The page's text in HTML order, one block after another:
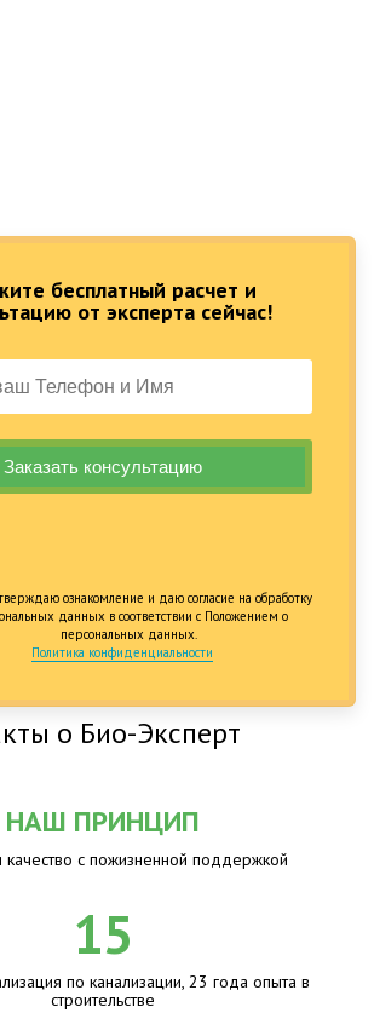
бесплатный расчет и
от эксперта сейчас!
ознакомление и даю согласие на обработку
данных в соответствии с Положением о
персональных данных.
Политика конфиденциальности
о Био-Эксперт
НАШ ПРИНЦИП
качество с пожизненной поддержкой
15
по канализации, 23 года опыта в
строительстве